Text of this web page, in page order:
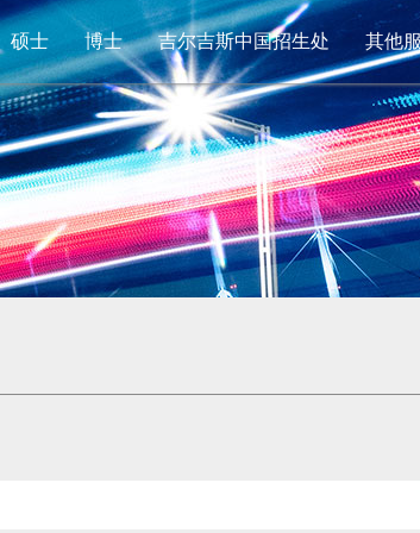
硕士 博士 吉尔吉斯中国招生处 其他